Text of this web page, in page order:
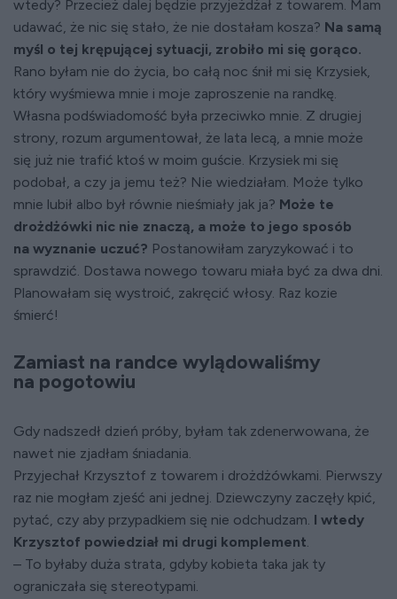
wtedy? Przecież dalej będzie przyjeżdżał z towarem. Mam
udawać, że nic się stało, że nie dostałam kosza? Na samą
myśl o tej krępującej sytuacji, zrobiło mi się gorąco.
Rano byłam nie do życia, bo całą noc śnił mi się Krzysiek,
który wyśmiewa mnie i moje zaproszenie na randkę.
Własna podświadomość była przeciwko mnie. Z drugiej
strony, rozum argumentował, że lata lecą, a mnie może
się już nie trafić ktoś w moim guście. Krzysiek mi się
podobał, a czy ja jemu też? Nie wiedziałam. Może tylko
mnie lubił albo był równie nieśmiały jak ja? Może te
drożdżówki nic nie znaczą, a może to jego sposób
na wyznanie uczuć? Postanowiłam zaryzykować i to
sprawdzić. Dostawa nowego towaru miała być za dwa dni.
Planowałam się wystroić, zakręcić włosy. Raz kozie
śmierć!
Zamiast na randce wylądowaliśmy
na pogotowiu
Gdy nadszedł dzień próby, byłam tak zdenerwowana, że
nawet nie zjadłam śniadania.
Przyjechał Krzysztof z towarem i drożdżówkami. Pierwszy
raz nie mogłam zjeść ani jednej. Dziewczyny zaczęły kpić,
pytać, czy aby przypadkiem się nie odchudzam. I wtedy
Krzysztof powiedział mi drugi komplement.
– To byłaby duża strata, gdyby kobieta taka jak ty
ograniczała się stereotypami.